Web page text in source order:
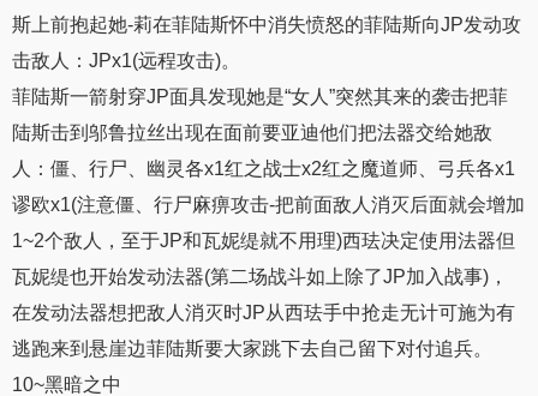
斯上前抱起她-莉在菲陆斯怀中消失愤怒的菲陆斯向JP发动攻
击敌人：JPx1(远程攻击)。
菲陆斯一箭射穿JP面具发现她是“女人”突然其来的袭击把菲
陆斯击到邬鲁拉丝出现在面前要亚迪他们把法器交给她敌
人：僵、行尸、幽灵各x1红之战士x2红之魔道师、弓兵各x1
谬欧x1(注意僵、行尸麻痹攻击-把前面敌人消灭后面就会增加
1~2个敌人，至于JP和瓦妮缇就不用理)西珐决定使用法器但
瓦妮缇也开始发动法器(第二场战斗如上除了JP加入战事)，
在发动法器想把敌人消灭时JP从西珐手中抢走无计可施为有
逃跑来到悬崖边菲陆斯要大家跳下去自己留下对付追兵。
10~黑暗之中